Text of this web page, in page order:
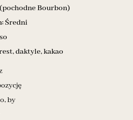
Bourbon)
Średni
daktyle, kakao
by